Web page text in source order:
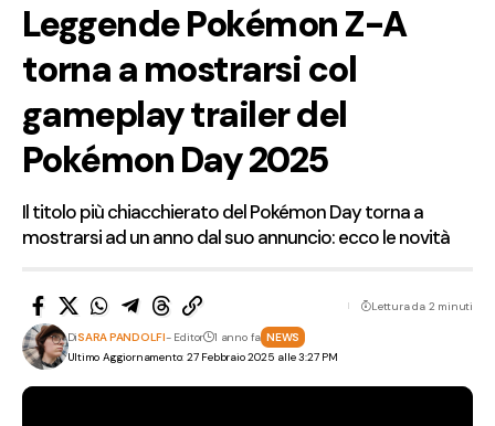
Leggende Pokémon Z-A
torna a mostrarsi col
gameplay trailer del
Pokémon Day 2025
Il titolo più chiacchierato del Pokémon Day torna a
mostrarsi ad un anno dal suo annuncio: ecco le novità
Ultimo Aggiornamento: 27 Febbraio 2025 alle 3:27 PM
DiSARA PANDOLFI- Editor 1 anno fa NEWS
Lettura da 2 minuti